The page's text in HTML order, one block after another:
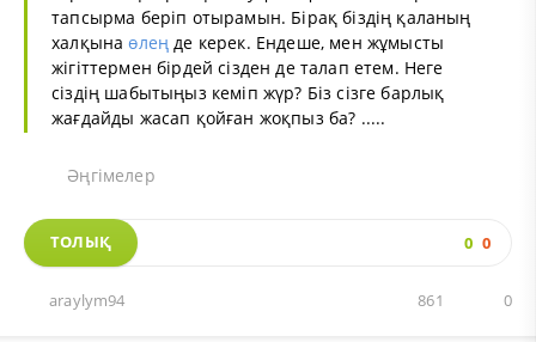
тапсырма беріп отырамын. Бірақ біздің қаланың
халқынаөлең де керек. Ендеше, мен жұмысты
жігіттермен бірдей сізден де талап етем. Неге
сіздің шабытыңыз кеміп жүр? Біз сізге барлық
жағдайды жасап қойған жоқпыз ба? .....
Әңгімелер
ТОЛЫҚ 0 0
araylym94 0
861